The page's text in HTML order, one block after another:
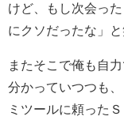
けど、もし次会っ
にクソだったな」
またそこで俺も自
分かっていつつも
ミツールに頼った